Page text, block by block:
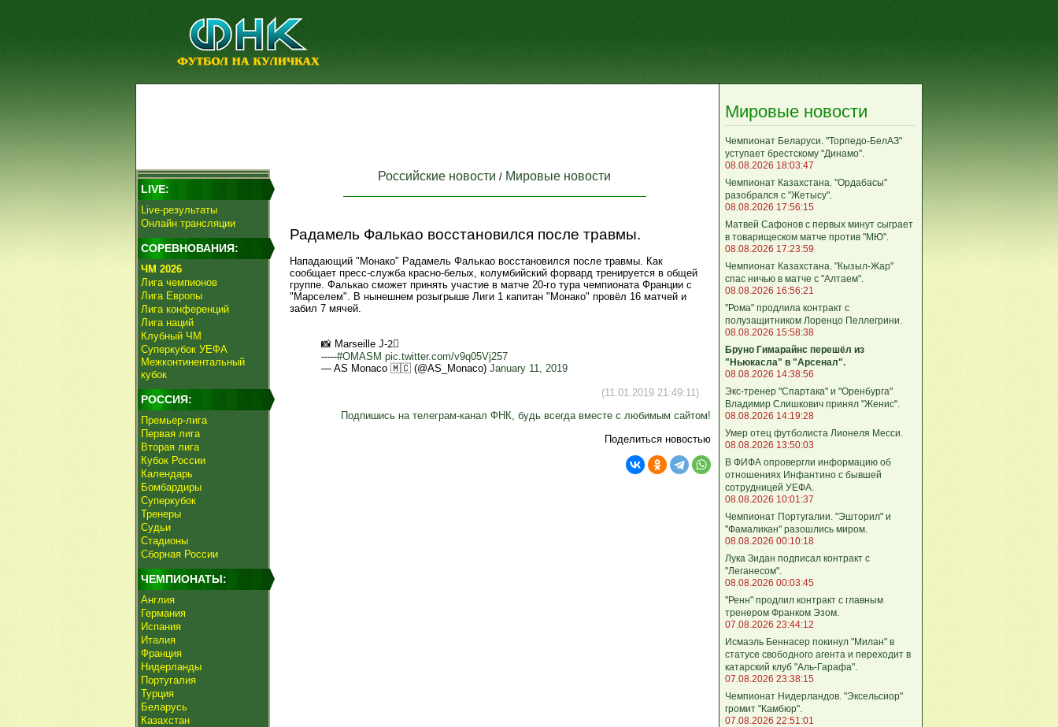
LIVE:
Live-результаты
Онлайн трансляции
СОРЕВНОВАНИЯ:
ЧМ 2026
Лига чемпионов
Лига Европы
Лига конференций
Лига наций
Клубный ЧМ
Суперкубок УЕФА
Межконтинентальный
кубок
РОССИЯ:
Премьер-лига
Первая лига
Вторая лига
Кубок России
Календарь
Бомбардиры
Суперкубок
Тренеры
Судьи
Стадионы
Сборная России
ЧЕМПИОНАТЫ:
Англия
Германия
Испания
Италия
Франция
Нидерланды
Португалия
Турция
Беларусь
Казахстан
Российские новости / Мировые новости
Радамель Фалькао восстановился после травмы.
Нападающий "Монако" Радамель Фалькао восстановился после травмы. Как
сообщает пресс-служба красно-белых, колумбийский форвард тренируется в общей
группе. Фалькао сможет принять участие в матче 20-го тура чемпионата Франции с
"Марселем". В нынешнем розыгрыше Лиги 1 капитан "Монако" провёл 16 матчей и
забил 7 мячей.
📸 Marseille J-2⃣
-----#OMASM pic.twitter.com/v9q05Vj257
— AS Monaco 🇲🇨 (@AS_Monaco) January 11, 2019
(11.01.2019 21:49:11)
Подпишись на телеграм-канал ФНК, будь всегда вместе с любимым сайтом!
Поделиться новостью
Мировые новости
Чемпионат Беларуси. "Торпедо-БелАЗ"
уступает брестскому "Динамо".
08.08.2026 18:03:47
Чемпионат Казахстана. "Ордабасы"
разобрался с "Жетысу".
08.08.2026 17:56:15
Матвей Сафонов с первых минут сыграет
в товарищеском матче против "МЮ".
08.08.2026 17:23:59
Чемпионат Казахстана. "Кызыл-Жар"
спас ничью в матче с "Алтаем".
08.08.2026 16:56:21
"Рома" продлила контракт с
полузащитником Лоренцо Пеллегрини.
08.08.2026 15:58:38
Бруно Гимарайнс перешёл из
"Ньюкасла" в "Арсенал".
08.08.2026 14:38:56
Экс-тренер "Спартака" и "Оренбурга"
Владимир Слишкович принял "Женис".
08.08.2026 14:19:28
Умер отец футболиста Лионеля Месси.
08.08.2026 13:50:03
В ФИФА опровергли информацию об
отношениях Инфантино с бывшей
сотрудницей УЕФА.
08.08.2026 10:01:37
Чемпионат Португалии. "Эшторил" и
"Фамаликан" разошлись миром.
08.08.2026 00:10:18
Лука Зидан подписал контракт с
"Леганесом".
08.08.2026 00:03:45
"Ренн" продлил контракт с главным
тренером Франком Эзом.
07.08.2026 23:44:12
Исмаэль Беннасер покинул "Милан" в
статусе свободного агента и переходит в
катарский клуб "Аль-Гарафа".
07.08.2026 23:38:15
Чемпионат Нидерландов. "Эксельсиор"
громит "Камбюр".
07.08.2026 22:51:01